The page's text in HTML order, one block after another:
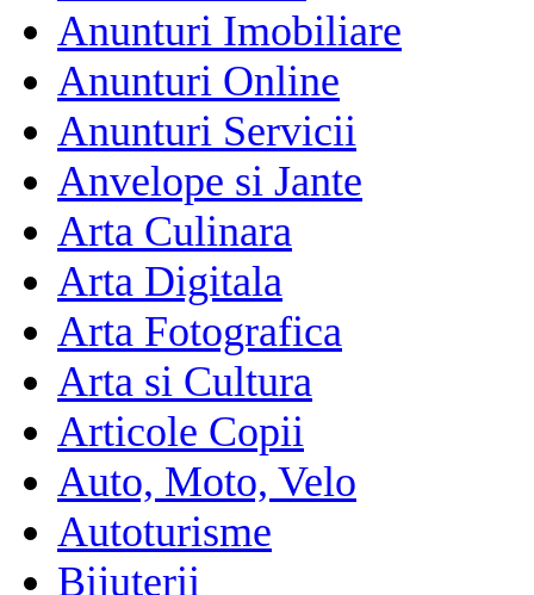
Anunturi Imobiliare
Anunturi Online
Anunturi Servicii
Anvelope si Jante
Arta Culinara
Arta Digitala
Arta Fotografica
Arta si Cultura
Articole Copii
Auto, Moto, Velo
Autoturisme
Bijuterii